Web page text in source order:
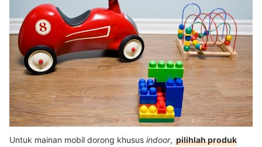
Untuk mainan mobil dorong khusus indoor, pilihlah produk